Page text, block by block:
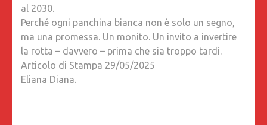
al 2030.
Perché ogni panchina bianca non è solo un segno,
ma una promessa. Un monito. Un invito a invertire
la rotta – davvero – prima che sia troppo tardi.
Articolo di Stampa 29/05/2025
Eliana Diana.